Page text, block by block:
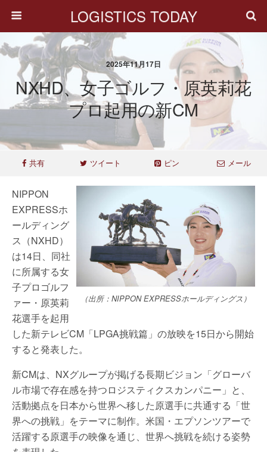
LOGISTICS TODAY
2025年11月17日
NXHD、女子ゴルフ・原英莉花
プロ起用の新CM
共有 ツイート ピン メール
（出所：NIPPON EXPRESSホールディングス）
NIPPON
EXPRESSホ
ールディング
ス（NXHD）
は14日、同社
に所属する女
子プロゴルフ
ァー・原英莉
花選手を起用
した新テレビCM「LPGA挑戦篇」の放映を15日から開始
すると発表した。
新CMは、NXグループが掲げる長期ビジョン「グローバ
ル市場で存在感を持つロジスティクスカンパニー」と、
活動拠点を日本から世界へ移した原選手に共通する「世
界への挑戦」をテーマに制作。米国・エプソンツアーで
活躍する原選手の映像を通じ、世界へ挑戦を続ける姿勢